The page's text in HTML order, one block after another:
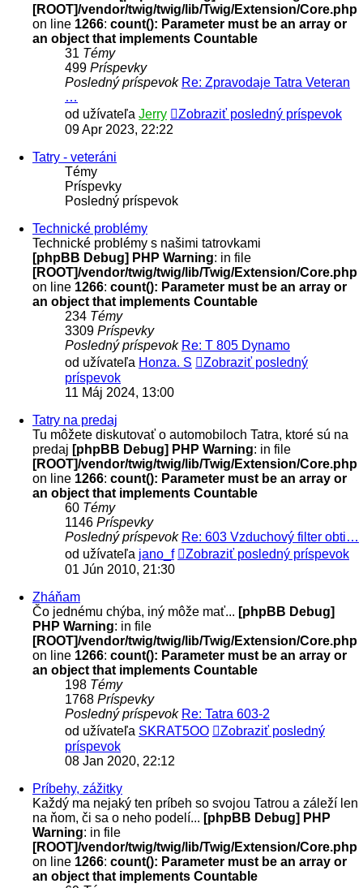
[ROOT]/vendor/twig/twig/lib/Twig/Extension/Core.php
on line 1266: count(): Parameter must be an array or
an object that implements Countable
31 Témy
499 Príspevky
Posledný príspevok Re: Zpravodaje Tatra Veteran
…
od užívateľa Jerry
Zobraziť posledný príspevok
09 Apr 2023, 22:22
Tatry - veteráni
Témy
Príspevky
Posledný príspevok
Technické problémy
Technické problémy s našimi tatrovkami
[phpBB Debug] PHP Warning: in file
[ROOT]/vendor/twig/twig/lib/Twig/Extension/Core.php
on line 1266: count(): Parameter must be an array or
an object that implements Countable
234 Témy
3309 Príspevky
Posledný príspevok Re: T 805 Dynamo
od užívateľa Honza. S
Zobraziť posledný
príspevok
11 Máj 2024, 13:00
Tatry na predaj
Tu môžete diskutovať o automobiloch Tatra, ktoré sú na
predaj [phpBB Debug] PHP Warning: in file
[ROOT]/vendor/twig/twig/lib/Twig/Extension/Core.php
on line 1266: count(): Parameter must be an array or
an object that implements Countable
60 Témy
1146 Príspevky
Posledný príspevok Re: 603 Vzduchový filter obti…
od užívateľa jano_f
Zobraziť posledný príspevok
01 Jún 2010, 21:30
Zháňam
Čo jednému chýba, iný môže mať... [phpBB Debug]
PHP Warning: in file
[ROOT]/vendor/twig/twig/lib/Twig/Extension/Core.php
on line 1266: count(): Parameter must be an array or
an object that implements Countable
198 Témy
1768 Príspevky
Posledný príspevok Re: Tatra 603-2
od užívateľa SKRAT5OO
Zobraziť posledný
príspevok
08 Jan 2020, 22:12
Príbehy, zážitky
Každý ma nejaký ten príbeh so svojou Tatrou a záleží len
na ňom, či sa o neho podelí... [phpBB Debug] PHP
Warning: in file
[ROOT]/vendor/twig/twig/lib/Twig/Extension/Core.php
on line 1266: count(): Parameter must be an array or
an object that implements Countable